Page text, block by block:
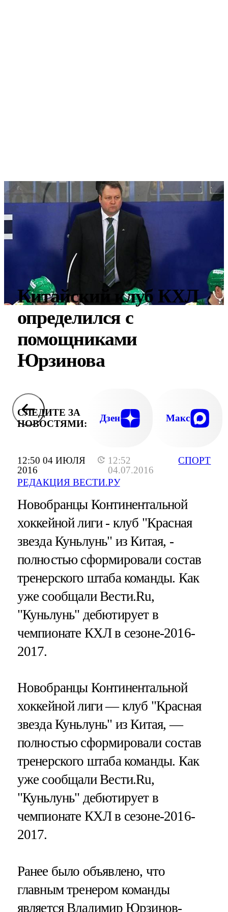
12:50 04 ИЮЛЯ
2016
12:52
04.07.2016
РЕДАКЦИЯ ВЕСТИ.РУ
СПОРТ
Китайский клуб КХЛ
определился с
помощниками
Юрзинова
СЛЕДИТЕ ЗА
НОВОСТЯМИ:
Дзен Макс
Новобранцы Континентальной
хоккейной лиги - клуб "Красная
звезда Куньлунь" из Китая, -
полностью сформировали состав
тренерского штаба команды. Как
уже сообщали Вести.Ru,
"Куньлунь" дебютирует в
чемпионате КХЛ в сезоне-2016-
2017.
Новобранцы Континентальной
хоккейной лиги — клуб "Красная
звезда Куньлунь" из Китая, —
полностью сформировали состав
тренерского штаба команды. Как
уже сообщали Вести.Ru,
"Куньлунь" дебютирует в
чемпионате КХЛ в сезоне-2016-
2017.
Ранее было объявлено, что
главным тренером команды
является Владимир Юрзинов-